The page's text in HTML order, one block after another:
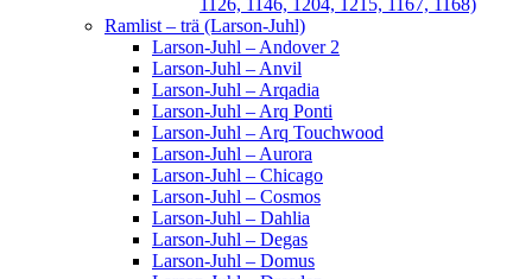
1126, 1146, 1204, 1215, 1167, 1168)
Ramlist – trä (Larson-Juhl)
Larson-Juhl – Andover 2
Larson-Juhl – Anvil
Larson-Juhl – Arqadia
Larson-Juhl – Arq Ponti
Larson-Juhl – Arq Touchwood
Larson-Juhl – Aurora
Larson-Juhl – Chicago
Larson-Juhl – Cosmos
Larson-Juhl – Dahlia
Larson-Juhl – Degas
Larson-Juhl – Domus